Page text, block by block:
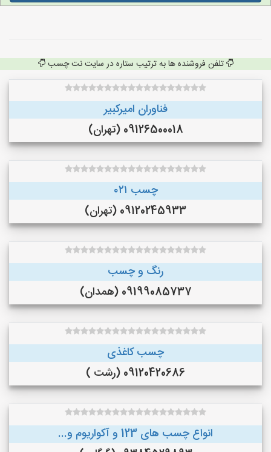
تلفن فروشنده ها به ترتیب ستاره در سایت نت چسب
فناوران امیرکبیر
09126500018 (تهران)
چسب ۰۲۱
09120245933 (تهران)
رنگ و چسب
09199085737 (همدان)
چسب کاغذی
09120420686 (رشت )
انواع چسب های 123 و آکواریوم و...